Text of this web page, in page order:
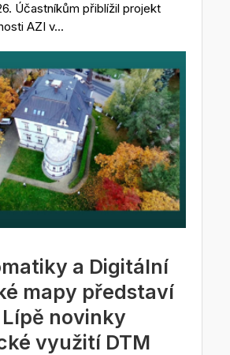
Účastníkům přiblížil projekt
AZI v...
a Digitální
mapy představí
novinky
využití DTM